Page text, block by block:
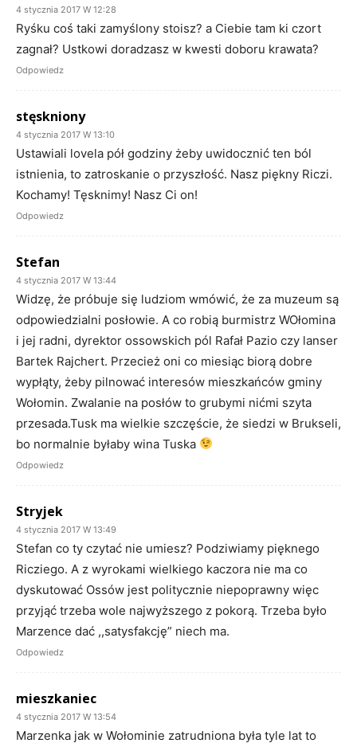
4 stycznia 2017 W 12:28
Ryśku coś taki zamyślony stoisz? a Ciebie tam ki czort
zagnał? Ustkowi doradzasz w kwesti doboru krawata?
Odpowiedz
stęskniony
4 stycznia 2017 W 13:10
Ustawiali lovela pół godziny żeby uwidocznić ten ból
istnienia, to zatroskanie o przyszłość. Nasz piękny Riczi.
Kochamy! Tęsknimy! Nasz Ci on!
Odpowiedz
Stefan
4 stycznia 2017 W 13:44
Widzę, że próbuje się ludziom wmówić, że za muzeum są
odpowiedzialni posłowie. A co robią burmistrz WOłomina
i jej radni, dyrektor ossowskich pól Rafał Pazio czy lanser
Bartek Rajchert. Przecież oni co miesiąc biorą dobre
wypłąty, żeby pilnować interesów mieszkańców gminy
Wołomin. Zwalanie na posłów to grubymi nićmi szyta
przesada.Tusk ma wielkie szczęście, że siedzi w Brukseli,
bo normalnie byłaby wina Tuska
Odpowiedz
Stryjek
4 stycznia 2017 W 13:49
Stefan co ty czytać nie umiesz? Podziwiamy pięknego
Ricziego. A z wyrokami wielkiego kaczora nie ma co
dyskutować Ossów jest politycznie niepoprawny więc
przyjąć trzeba wole najwyższego z pokorą. Trzeba było
Marzence dać ,,satysfakcję” niech ma.
Odpowiedz
mieszkaniec
4 stycznia 2017 W 13:54
Marzenka jak w Wołominie zatrudniona była tyle lat to